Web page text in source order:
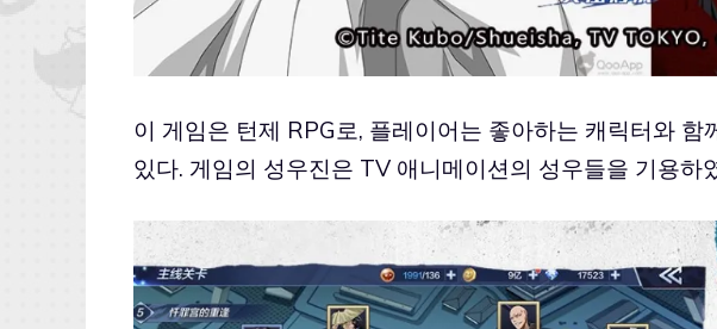
이 게임은 턴제 RPG로, 플레이어는 좋아하는 캐릭터와 함
있다. 게임의 성우진은 TV 애니메이션의 성우들을 기용하